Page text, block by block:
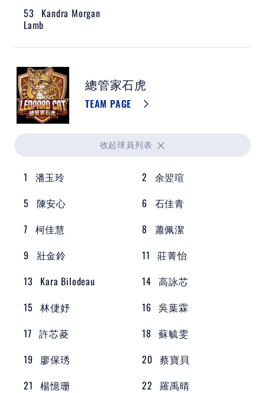
世界棒壘球總會
亞洲壘球總會
53
Kandra Morgan
Lamb
總管家石虎
TEAM PAGE
收起球員列表
1 潘玉玲 2
余翌瑄
5
陳安心 6 石佳青
7 柯佳慧 8 蕭佩潔
9
壯金鈴 11 莊菁怡
13
Kara Bilodeau 14 高詠芯
15 林倢妤 16 吳葉霖
17 許芯菱 18 蘇毓雯
19 廖保琇 20 蔡寶貝
21 楊憶珊 22 羅禹晴